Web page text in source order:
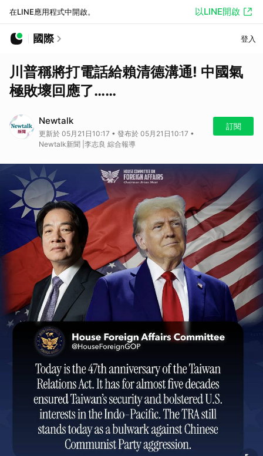
在LINE應用程式中開啟。 以LINE開啟
國際 登入
川普稱將打電話給賴清德溝通! 中國氣
極敗壞回應了……
Newtalk
更新於 05月21日10:17 • 發布於 05月21日10:17 •
Newtalk新聞 |李志良 綜合報導
訂閱